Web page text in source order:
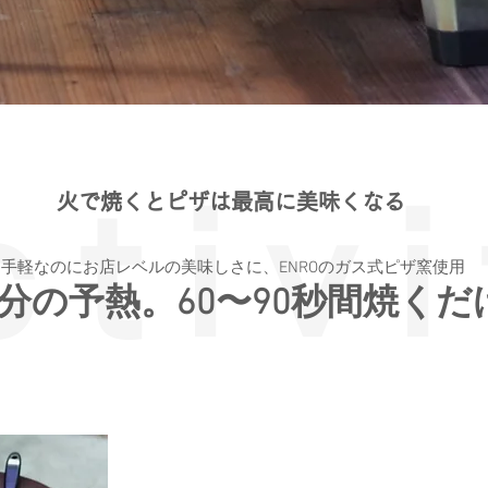
​火で焼くとピザは最高に美味くなる
手軽なのにお店レベルの美味しさに、ENROのガス式ピザ窯使用
の予熱。60〜90秒間焼くだ